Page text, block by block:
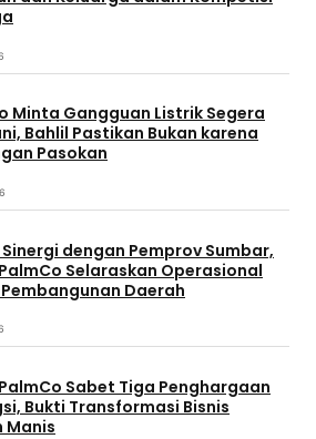
Minta Gangguan Listrik Segera
Bahlil Pastikan Bukan karena
Pasokan
dengan Pemprov Sumbar,
PalmCo Selaraskan Operasional
Daerah
PalmCo Sabet Tiga Penghargaan
Bukti Transformasi Bisnis
Manis